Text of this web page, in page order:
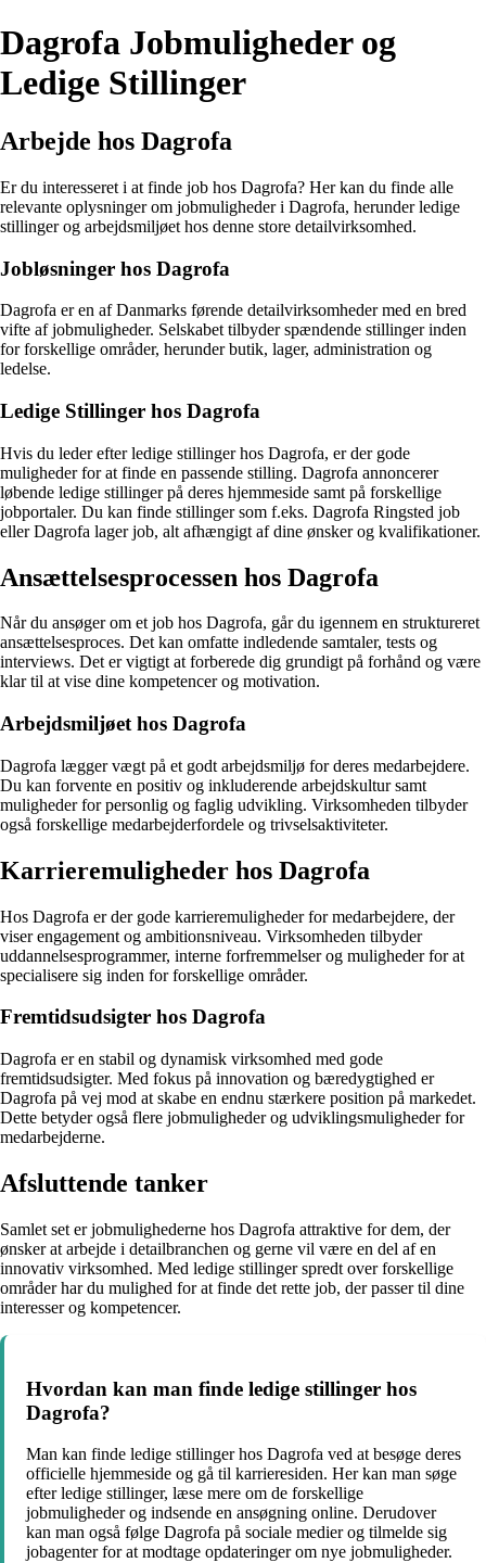
Dagrofa Jobmuligheder og
Ledige Stillinger
Arbejde hos Dagrofa
Er du interesseret i at finde job hos Dagrofa? Her kan du finde alle
relevante oplysninger om jobmuligheder i Dagrofa, herunder ledige
stillinger og arbejdsmiljøet hos denne store detailvirksomhed.
Jobløsninger hos Dagrofa
Dagrofa er en af Danmarks førende detailvirksomheder med en bred
vifte af jobmuligheder. Selskabet tilbyder spændende stillinger inden
for forskellige områder, herunder butik, lager, administration og
ledelse.
Ledige Stillinger hos Dagrofa
Hvis du leder efter ledige stillinger hos Dagrofa, er der gode
muligheder for at finde en passende stilling. Dagrofa annoncerer
løbende ledige stillinger på deres hjemmeside samt på forskellige
jobportaler. Du kan finde stillinger som f.eks. Dagrofa Ringsted job
eller Dagrofa lager job, alt afhængigt af dine ønsker og kvalifikationer.
Ansættelsesprocessen hos Dagrofa
Når du ansøger om et job hos Dagrofa, går du igennem en struktureret
ansættelsesproces. Det kan omfatte indledende samtaler, tests og
interviews. Det er vigtigt at forberede dig grundigt på forhånd og være
klar til at vise dine kompetencer og motivation.
Arbejdsmiljøet hos Dagrofa
Dagrofa lægger vægt på et godt arbejdsmiljø for deres medarbejdere.
Du kan forvente en positiv og inkluderende arbejdskultur samt
muligheder for personlig og faglig udvikling. Virksomheden tilbyder
også forskellige medarbejderfordele og trivselsaktiviteter.
Karrieremuligheder hos Dagrofa
Hos Dagrofa er der gode karrieremuligheder for medarbejdere, der
viser engagement og ambitionsniveau. Virksomheden tilbyder
uddannelsesprogrammer, interne forfremmelser og muligheder for at
specialisere sig inden for forskellige områder.
Fremtidsudsigter hos Dagrofa
Dagrofa er en stabil og dynamisk virksomhed med gode
fremtidsudsigter. Med fokus på innovation og bæredygtighed er
Dagrofa på vej mod at skabe en endnu stærkere position på markedet.
Dette betyder også flere jobmuligheder og udviklingsmuligheder for
medarbejderne.
Afsluttende tanker
Samlet set er jobmulighederne hos Dagrofa attraktive for dem, der
ønsker at arbejde i detailbranchen og gerne vil være en del af en
innovativ virksomhed. Med ledige stillinger spredt over forskellige
områder har du mulighed for at finde det rette job, der passer til dine
interesser og kompetencer.
Hvordan kan man finde ledige stillinger hos
Dagrofa?
Man kan finde ledige stillinger hos Dagrofa ved at besøge deres
officielle hjemmeside og gå til karrieresiden. Her kan man søge
efter ledige stillinger, læse mere om de forskellige
jobmuligheder og indsende en ansøgning online. Derudover
kan man også følge Dagrofa på sociale medier og tilmelde sig
jobagenter for at modtage opdateringer om nye jobmuligheder.